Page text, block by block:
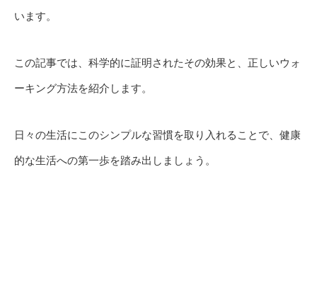
います。
この記事では、科学的に証明されたその効果と、正しいウォ
ーキング方法を紹介します。
日々の生活にこのシンプルな習慣を取り入れることで、健康
的な生活への第一歩を踏み出しましょう。